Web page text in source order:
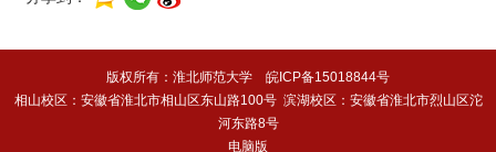
版权所有：淮北师范大学 皖ICP备15018844号
相山校区：安徽省淮北市相山区东山路100号 滨湖校区：安徽省淮北市烈山区沱
河东路8号
电脑版